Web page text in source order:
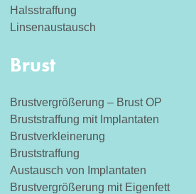
Halsstraffung
Linsenaustausch
Brust
Brustvergrößerung – Brust OP
Bruststraffung mit Implantaten
Brustverkleinerung
Bruststraffung
Austausch von Implantaten
Brustvergrößerung mit Eigenfett